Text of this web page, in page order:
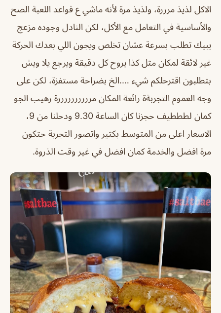
الاكل لذيذ مرررة، ولذيذ مرة لأنه ماشي ع قواعد اللعبة الصح
والأساسية في التعامل مع الأكل، لكن النادل وجوده مزعج
يبيك تطلب بسرعة عشان تخلص ويجون اللي بعدك الحركة
غير لائقة لمكان مثل كذا يروح كل دقيقة ويرجع يلا ويش
بتطلبون اقترحلكم شيء ….الخ بضراحة مستفزة، لكن على
وجه العموم التجربةة رائعة المكان مررررررررررة رهيب الجو
كمان لطططيف حجزنا كان الساعة 9.30 ودحلنا من 9،
الاسعار اعلى من المتوسط بكثير واتصور التجربة حتكون
مرة افضل والخدمة كمان افضل في غير وقت الذروة.